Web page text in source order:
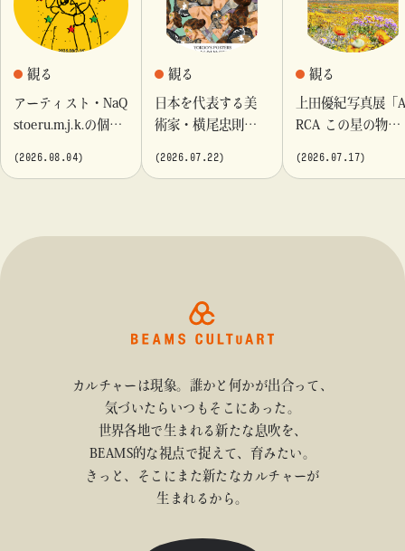
観る
アーティスト・NaQ
stoeru.m.j.k.の個展
(2026.08.04)
観る
日本を代表する美
術家・横尾忠則が
Y〉にて開催
(2026.07.22)
観る
上田優紀写真展「
RCA この星の物
(2026.07.17)
カルチャーは現象。誰かと何かが出合って、
気づいたらいつもそこにあった。
世界各地で生まれる新たな息吹を、
BEAMS的な視点で捉えて、育みたい。
きっと、そこにまた新たなカルチャーが
生まれるから。